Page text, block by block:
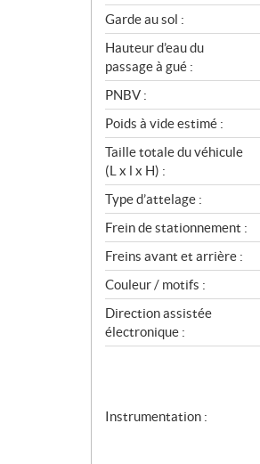
Garde au sol :
Hauteur d’eau du
passage à gué :
PNBV :
Poids à vide estimé :
Taille totale du véhicule
(L x l x H) :
Type d’attelage :
Frein de stationnement :
Freins avant et arrière :
Couleur / motifs :
Direction assistée
électronique :
Instrumentation :